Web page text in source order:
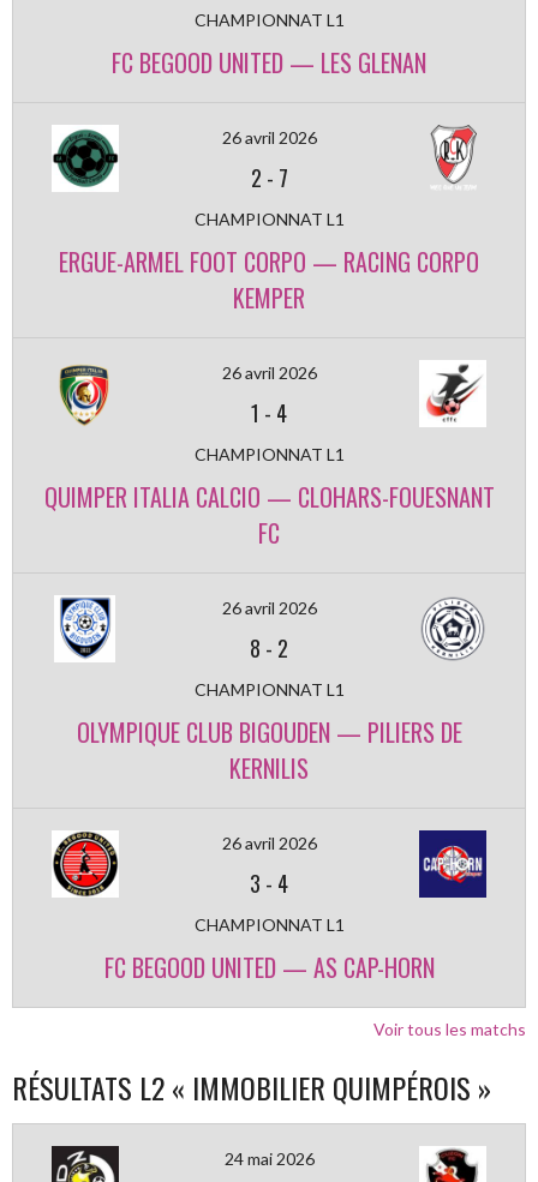
CHAMPIONNAT L1
FC BEGOOD UNITED — LES GLENAN
26 avril 2026
2 - 7
CHAMPIONNAT L1
ERGUE-ARMEL FOOT CORPO — RACING CORPO
KEMPER
26 avril 2026
1 - 4
CHAMPIONNAT L1
QUIMPER ITALIA CALCIO — CLOHARS-FOUESNANT
FC
26 avril 2026
8 - 2
CHAMPIONNAT L1
OLYMPIQUE CLUB BIGOUDEN — PILIERS DE
KERNILIS
26 avril 2026
3 - 4
CHAMPIONNAT L1
FC BEGOOD UNITED — AS CAP-HORN
Voir tous les matchs
RÉSULTATS L2 « IMMOBILIER QUIMPÉROIS »
24 mai 2026